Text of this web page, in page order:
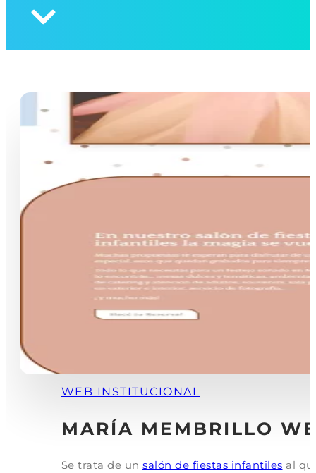
WEB INSTITUCIONAL
MARÍA MEMBRILLO
Se trata de un salón de fiestas infantiles al